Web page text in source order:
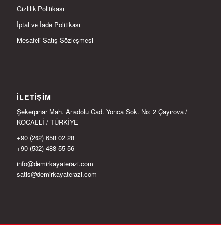
Gizlilik Politikası
İptal ve İade Politikası
Mesafeli Satış Sözleşmesi
İLETIŞIM
Şekerpınar Mah. Anadolu Cad. Yonca Sok. No: 2 Çayırova /
KOCAELİ / TÜRKİYE
+90 (262) 658 02 28
+90 (532) 488 55 56
info@demirkayaterazi.com
satis@demirkayaterazi.com